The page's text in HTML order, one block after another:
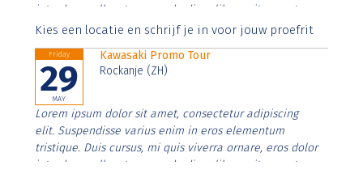
interdum nulla, ut commodo diam libero vitae erat.
Aenean faucibus nibh et justo cursus id rutrum lorem
Kies een locatie en schrijf je in voor jouw proefrit
Friday
29
MAY
Kawasaki Promo Tour
Rockanje (ZH)
Lorem ipsum dolor sit amet, consectetur adipiscing
elit. Suspendisse varius enim in eros elementum
tristique. Duis cursus, mi quis viverra ornare, eros dolor
interdum nulla, ut commodo diam libero vitae erat.